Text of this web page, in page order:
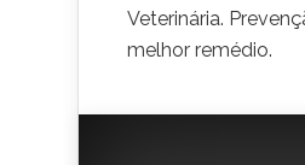
Veterinária.
melhor remédio.